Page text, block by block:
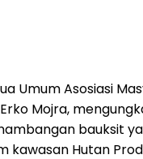
Umum Asosiasi
Mojra,
bauksit
kawasan Hutan